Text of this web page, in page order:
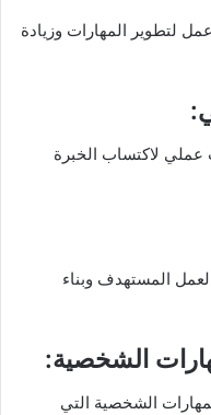
لتطوير المهارات وزيادة
:
لاكتساب الخبرة
المستهدف وبناء
الشخصية:
الشخصية التي